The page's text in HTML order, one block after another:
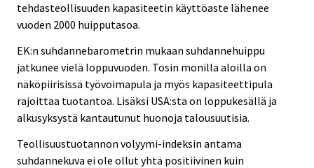
tehdasteollisuuden kapasiteetin käyttöaste lähenee
vuoden 2000 huipputasoa.
EK:n suhdannebarometrin mukaan suhdannehuippu
jatkunee vielä loppuvuoden. Tosin monilla aloilla on
näköpiirisissä työvoimapula ja myös kapasiteettipula
rajoittaa tuotantoa. Lisäksi USA:sta on loppukesällä ja
alkusyksystä kantautunut huonoja talousuutisia.
Teollisuustuotannon volyymi-indeksin antama
suhdannekuva ei ole ollut yhtä positiivinen kuin